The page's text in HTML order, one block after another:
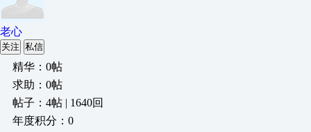
老心
关注 私信
精华：0帖
求助：0帖
帖子：4帖 | 1640回
年度积分：0